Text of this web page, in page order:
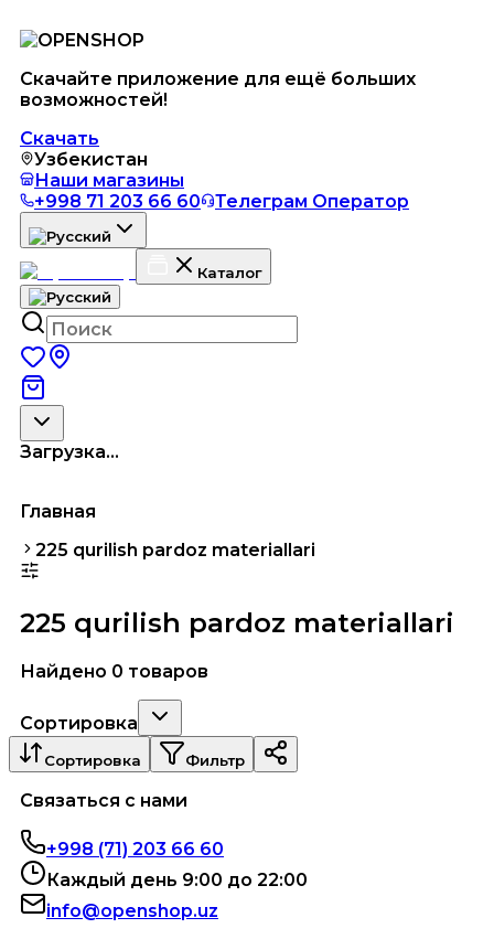
Скачайте приложение для ещё больших
возможностей!
Скачать
Узбекистан
Наши магазины
+998 71 203 66 60
Телеграм Оператор
Каталог
Загрузка...
Главная
225 qurilish pardoz materiallari
225 qurilish pardoz materiallari
Найдено 0 товаров
Сортировка
Сортировка Фильтр
Связаться с нами
+998 (71) 203 66 60
Каждый день 9:00 до 22:00
info@openshop.uz